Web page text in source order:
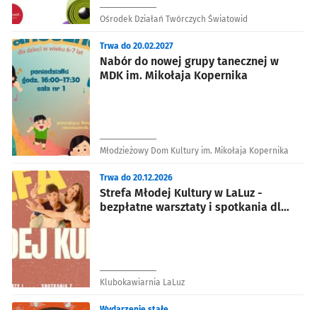
Ośrodek Działań Twórczych Światowid
Nabór do nowej grupy tanecznej w
MDK im. Mikołaja Kopernika
Trwa do 20.02.2027
Młodzieżowy Dom Kultury im. Mikołaja Kopernika
Strefa Młodej Kultury w LaLuz -
bezpłatne warsztaty i spotkania dla
Trwa do 20.12.2026
Klubokawiarnia LaLuz